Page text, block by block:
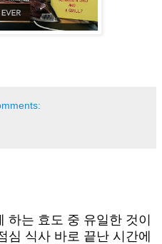
하는 효도 중 유일한 것이
심 식사 바로 끝난 시간에